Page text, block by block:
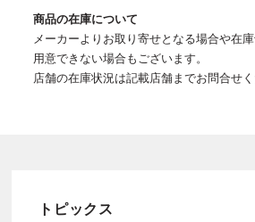
商品の在庫について
メーカーよりお取り寄せとなる場合や在
用意できない場合もございます。
店舗の在庫状況は記載店舗までお問合せく
トピックス